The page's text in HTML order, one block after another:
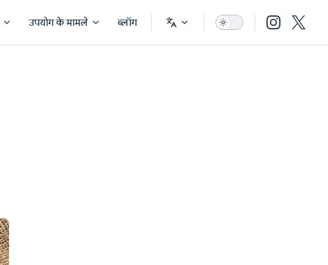
उपयोग के मामले ब्लॉग